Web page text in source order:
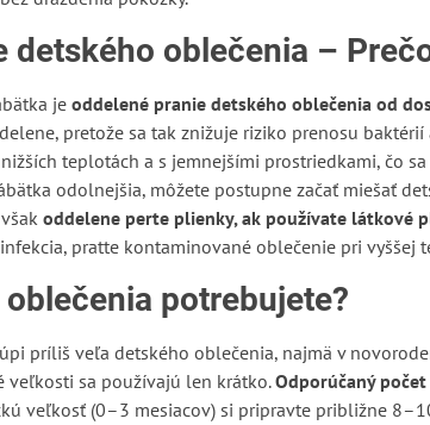
detského oblečenia –
jeoddelené pranie detského oblečenia od
pretože sa tak znižuje riziko prenosu
teplotách a s jemnejšími prostriedkami, čo
odolnejšia, môžete postupne začať miešať
oddelene perte plienky, ak používate látkové
pratte kontaminované oblečenie pri vyššej
potrebujete?
príliš veľa detského oblečenia, najmä v
veľkosti sa používajú len krátko.Odporúčaný
veľkosť (0–3 mesiacov) si pripravte približne